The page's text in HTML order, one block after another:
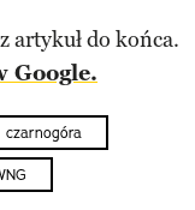
artykuł do końca.
Google.
czarnogóra